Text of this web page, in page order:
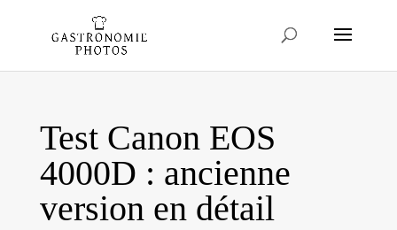
Test Canon EOS
4000D : ancienne
version en détail